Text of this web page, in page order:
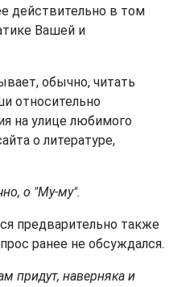
действительно в том
Вашей и
обычно, читать
относительно
на улице любимого
о литературе,
о "Му-му".
предварительно также
ранее не обсуждался.
придут, наверняка и